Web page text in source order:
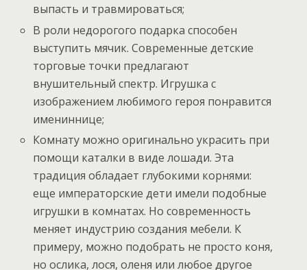
выпасть и травмироваться;
В роли недорогого подарка способен
выступить мячик. Современные детские
торговые точки предлагают
внушительный спектр. Игрушка с
изображением любимого героя понравится
имениннице;
Комнату можно оригинально украсить при
помощи каталки в виде лошади. Эта
традиция обладает глубокими корнями:
еще императорские дети имели подобные
игрушки в комнатах. Но современность
меняет индустрию создания мебели. К
примеру, можно подобрать не просто коня,
но ослика, лося, оленя или любое другое